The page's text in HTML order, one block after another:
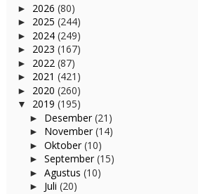
► 2026 (80)
► 2025 (244)
► 2024 (249)
► 2023 (167)
► 2022 (87)
► 2021 (421)
► 2020 (260)
▼ 2019 (195)
► Desember(21)
► November(14)
► Oktober(10)
► September(15)
► Agustus (10)
► Juli (20)